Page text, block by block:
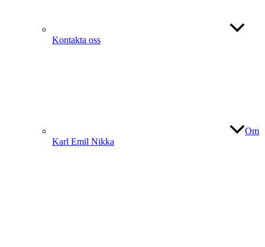
Kontakta oss
Om
Karl Emil Nikka